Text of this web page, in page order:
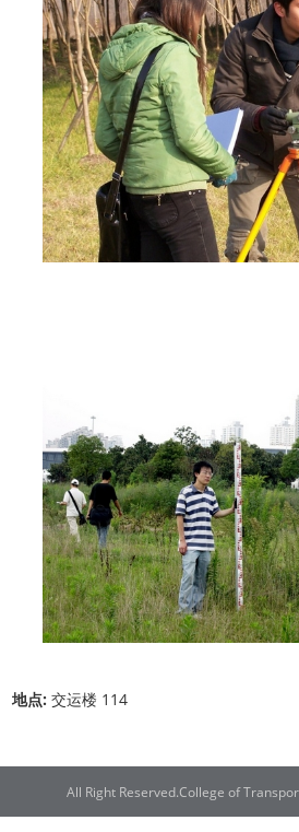
地点:交运楼 114
All Right Reserved.College of
联系电话：021-38282300 | 邮编：201306 | 地